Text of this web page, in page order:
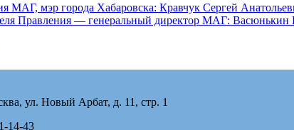
МАГ, мэр города Хабаровска: Кравчук Сергей
Правления — генеральный директор МАГ:
ул. Новый Арбат, д. 11, стр. 1
14-43